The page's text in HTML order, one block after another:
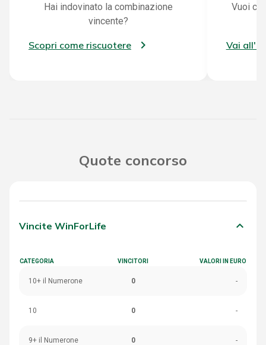
Hai indovinato la combinazione
vincente?
Scopri come riscuotere
Vuoi
Vai
Quote concorso
Vincite WinForLife keyboard_arrow_down
CATEGORIA VINCITORI VALORI IN EURO
10+ il Numerone 0 -
10 0 -
9+ il Numerone 0 -